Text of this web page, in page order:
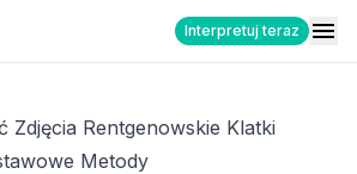
Interpretuj teraz
Rentgenowskie Klatki
Metody